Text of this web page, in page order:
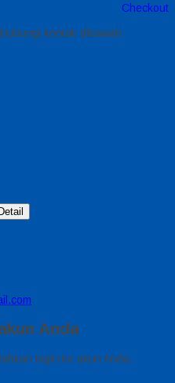
Checkout
kontak dibawah:
Anda
login ke akun Anda.